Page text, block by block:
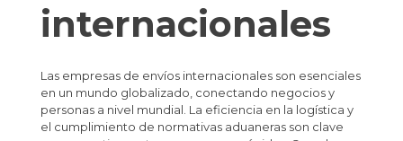
internacionales
Las empresas de envíos internacionales son esenciales
en un mundo globalizado, conectando negocios y
personas a nivel mundial. La eficiencia en la logística y
el cumplimiento de normativas aduaneras son clave